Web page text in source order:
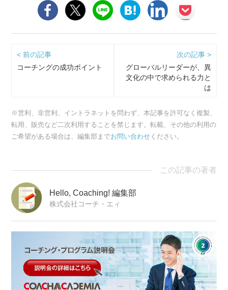
< 前の記事
コーチングの成功ポイント
次の記事 >
グローバルリーダーが、異
文化の中で求められる力と
は
※営利、非営利、イントラネットを問わず、本記事を許可なく複製、
転用、販売など二次利用することを禁じます。転載、その他の利用の
ご希望がある場合は、編集部までお問い合わせ ください。
この記事の著者
Hello, Coaching! 編集部
株式会社コーチ・エィ